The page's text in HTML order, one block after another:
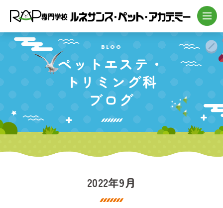
BLOG
ペットエステ・
トリミング科
ブログ
2022年9月